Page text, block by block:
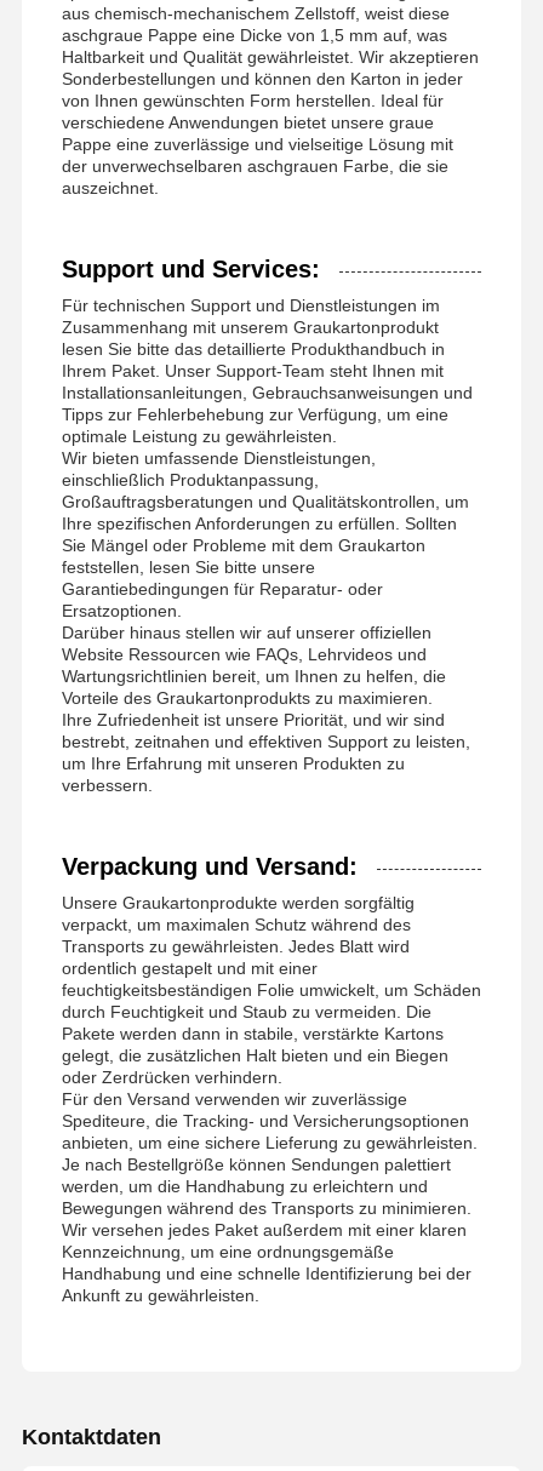
aus chemisch-mechanischem Zellstoff, weist diese
aschgraue Pappe eine Dicke von 1,5 mm auf, was
Haltbarkeit und Qualität gewährleistet. Wir akzeptieren
Sonderbestellungen und können den Karton in jeder
von Ihnen gewünschten Form herstellen. Ideal für
verschiedene Anwendungen bietet unsere graue
Pappe eine zuverlässige und vielseitige Lösung mit
der unverwechselbaren aschgrauen Farbe, die sie
auszeichnet.
Support und Services:
Für technischen Support und Dienstleistungen im
Zusammenhang mit unserem Graukartonprodukt
lesen Sie bitte das detaillierte Produkthandbuch in
Ihrem Paket. Unser Support-Team steht Ihnen mit
Installationsanleitungen, Gebrauchsanweisungen und
Tipps zur Fehlerbehebung zur Verfügung, um eine
optimale Leistung zu gewährleisten.
Wir bieten umfassende Dienstleistungen,
einschließlich Produktanpassung,
Großauftragsberatungen und Qualitätskontrollen, um
Ihre spezifischen Anforderungen zu erfüllen. Sollten
Sie Mängel oder Probleme mit dem Graukarton
feststellen, lesen Sie bitte unsere
Garantiebedingungen für Reparatur- oder
Ersatzoptionen.
Darüber hinaus stellen wir auf unserer offiziellen
Website Ressourcen wie FAQs, Lehrvideos und
Wartungsrichtlinien bereit, um Ihnen zu helfen, die
Vorteile des Graukartonprodukts zu maximieren.
Ihre Zufriedenheit ist unsere Priorität, und wir sind
bestrebt, zeitnahen und effektiven Support zu leisten,
um Ihre Erfahrung mit unseren Produkten zu
verbessern.
Verpackung und Versand:
Unsere Graukartonprodukte werden sorgfältig
verpackt, um maximalen Schutz während des
Transports zu gewährleisten. Jedes Blatt wird
ordentlich gestapelt und mit einer
feuchtigkeitsbeständigen Folie umwickelt, um Schäden
durch Feuchtigkeit und Staub zu vermeiden. Die
Pakete werden dann in stabile, verstärkte Kartons
gelegt, die zusätzlichen Halt bieten und ein Biegen
oder Zerdrücken verhindern.
Für den Versand verwenden wir zuverlässige
Spediteure, die Tracking- und Versicherungsoptionen
anbieten, um eine sichere Lieferung zu gewährleisten.
Je nach Bestellgröße können Sendungen palettiert
werden, um die Handhabung zu erleichtern und
Bewegungen während des Transports zu minimieren.
Wir versehen jedes Paket außerdem mit einer klaren
Kennzeichnung, um eine ordnungsgemäße
Handhabung und eine schnelle Identifizierung bei der
Ankunft zu gewährleisten.
Kontaktdaten